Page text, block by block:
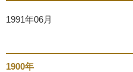
1991年06月
1900年